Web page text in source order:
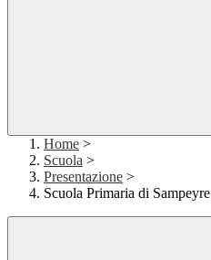
Home >
Scuola >
Presentazione >
Scuola Primaria di Sampeyre